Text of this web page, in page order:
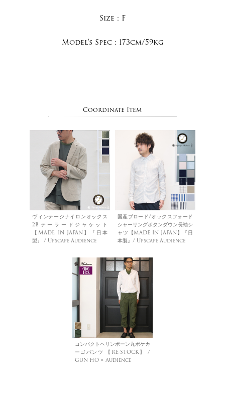
Size : F
Model's Spec : 173cm/59kg
Coordinate Item
ヴィンテージナイロンオックス
2Bテーラードジャケット
【MADE IN JAPAN】『日本
製』 / Upscape Audience
国産ブロード/オックスフォード
シャーリングボタンダウン長袖シ
ャツ【MADE IN JAPAN】『日
本製』/ Upscape Audience
コンパクトヘリンボーン丸ポケカ
ーゴパンツ 【RE-STOCK】 /
GUN HO × Audience